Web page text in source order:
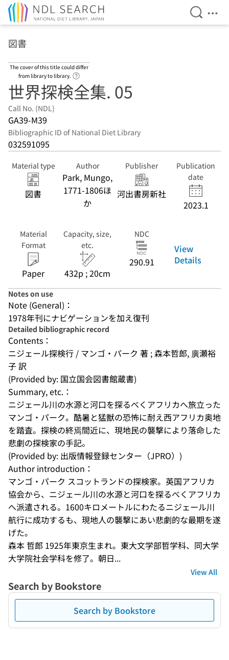
Open
図書
The cover of this title could differ
from library to library.
世界探検全集. 05
Call No. (NDL)
GA39-M39
Bibliographic ID of National Diet Library
032591095
Material type
図書
Author
Park, Mungo,
1771-1806ほ
か
Publisher
河出書房新社
Publication
date
2023.1
Material
Format
Paper
Capacity, size,
etc.
432p ; 20cm
NDC
290.91
View
Details
Notes on use
Note (General)：
1978年刊にナビゲーションを加え復刊
Detailed bibliographic record
Contents：
ニジェール探検行 / マンゴ・パーク 著 ; 森本哲郎, 廣瀬裕
子 訳
(Provided by: 国立国会図書館蔵書)
Summary, etc.：
ニジェール川の水源と河口を探るべくアフリカへ旅立った
マンゴ・パーク。酷暑と猛獣の恐怖に耐え西アフリカ奥地
を踏査。探検の終焉間近に、現地民の襲撃により落命した
悲劇の探検家の手記。
(Provided by: 出版情報登録センター（JPRO）)
Author introduction：
マンゴ・パーク スコットランドの探検家。英国アフリカ
協会から、ニジェール川の水源と河口を探るべくアフリカ
へ派遣される。1600キロメートルにわたるニジェール川
航行に成功するも、現地人の襲撃にあい悲劇的な最期を遂
げた。
森本 哲郎 1925年東京生まれ。東大文学部哲学科、同大学
大学院社会学科を修了。朝日...
View All
Search by Bookstore
Search by Bookstore